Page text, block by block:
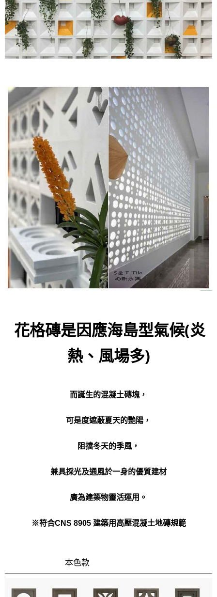
花格磚是因應海島型氣候(炎
熱、風場多)
而誕生的混凝土磚塊，
可是度遮蔽夏天的艷陽，
阻擋冬天的季風，
兼具採光及通風於一身的優質建材
廣為建築物靈活運用。
※符合CNS 8905 建築用高壓混凝土地磚規範
本色款